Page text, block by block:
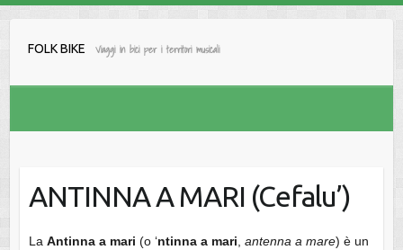
FOLK BIKE Viaggi in bici per i territori musicali
ANTINNA A MARI (Cefalu’)
La Antinna a mari (o ‘ntinna a mari antenna a mare) è un